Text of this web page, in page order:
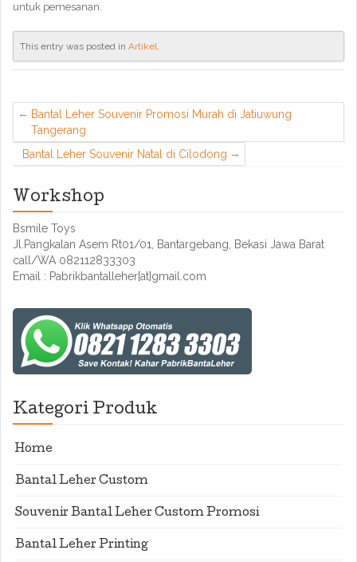
untuk pemesanan.
This entry was posted in Artikel.
Bantal Leher Souvenir Promosi Murah di Jatiuwung
Tangerang
Bantal Leher Souvenir Natal di Cilodong
Workshop
Bsmile Toys
Jl.Pangkalan Asem Rt01/01, Bantargebang, Bekasi Jawa Barat
call/WA 082112833303
Email : Pabrikbantalleher[at]gmail.com
Kategori Produk
Home
Bantal Leher Custom
Souvenir Bantal Leher Custom Promosi
Bantal Leher Printing